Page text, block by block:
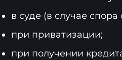
в суде (в случае
при приватизации;
при получении